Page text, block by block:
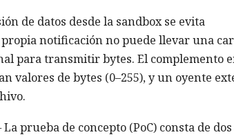
de datos desde la sandbox se evita
notificación no puede llevar una
para transmitir bytes. El complemento
valores de bytes (0–255), y un oyente
prueba de concepto (PoC) consta de dos